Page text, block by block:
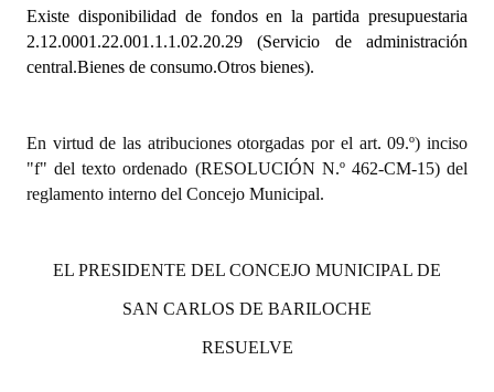
Proyectos Presentados
Informes de Unidad Coordinadora
Actas de Audiencias Públicas
NORMATIVA
Existe disponibilidad de fondos en la partida presupuestaria
2.12.0001.22.001.1.1.02.20.29(Servicio de administración
central.Bienes de consumo.Otros bienes).
En virtud de las atribuciones otorgadas por el art. 09.º) inciso
"f" del texto ordenado (RESOLUCIÓN N.º 462-CM-15) del
reglamento interno del Concejo Municipal.
EL PRESIDENTE DEL CONCEJO MUNICIPAL DE
SAN CARLOS DE BARILOCHE
RESUELVE